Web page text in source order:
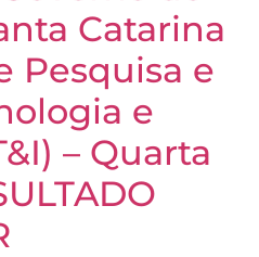
Catarina
Pesquisa e
e
– Quarta